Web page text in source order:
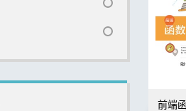
前端